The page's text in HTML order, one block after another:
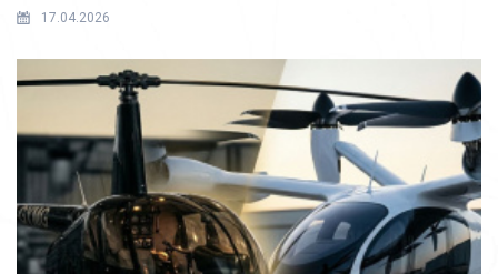
17.04.2026